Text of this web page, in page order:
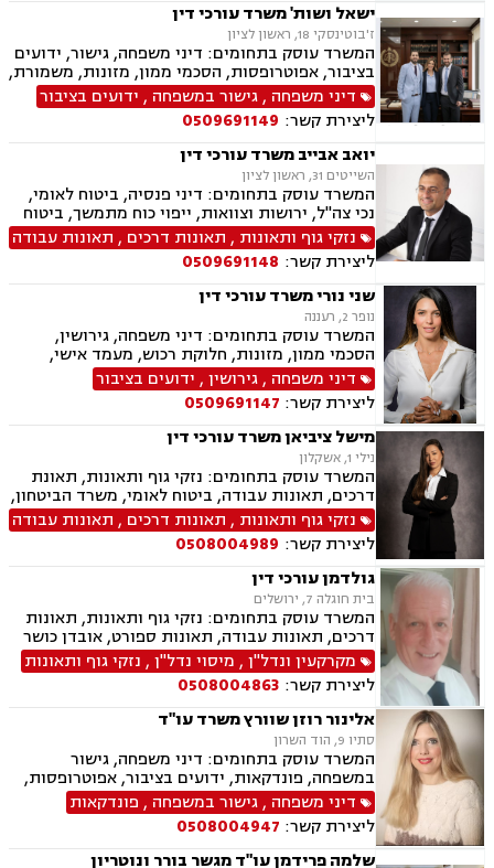
ישאל ושות' משרד עורכי דין
ז'בוטינסקי 18, ראשון לציון
המשרד עוסק בתחומים: דיני משפחה, גישור, ידועים
בציבור, אפוטרופסות, הסכמי ממון, מזונות, משמורת,
גירושין, טוען רבני, חלוקת רכוש, מעמד אישי, זמני
שהות, אומנה, ניכור הורי, מקרקעין ונדל"ן, ליקויי
בניה, עסקאות מכר דירה, דיני חברות, מסחרי אזרחי,
צווי מניעה, הוצאה לפועל ירושות וצוואות, גישור
עסקי, סכסוכי שכנים
דיני משפחה ,גישור במשפחה , ידועים בציבור
ליצירת קשר: 0509691149
יואב אבייב משרד עורכי דין
השייטים 31, ראשון לציון
המשרד עוסק בתחומים: דיני פנסיה, ביטוח לאומי,
נכי צה"ל, ירושות וצוואות, ייפוי כוח מתמשך, ביטוח
סיעודי, תביעות ביטוח ונזקי רכוש, נזקי גוף ותאונות,
תאונות דרכים, תאונות עבודה, בריאות הנפש, אובדן
כושר עבודה, תאונות תלמידים, רשלנות רפואית.
נזקי גוף ותאונות , תאונות דרכים , תאונות עבודה
ליצירת קשר: 0509691148
שני נורי משרד עורכי דין
נופר 2, רעננה
המשרד עוסק בתחומים: דיני משפחה, גירושין,
הסכמי ממון, מזונות, חלוקת רכוש, מעמד אישי,
תיאום הורי, זמני שהות, אלימות במשפחה, ניכור
הורי, אפוטרופסות, ירושות וצוואות, גישור במשפחה,
ליטיגציה, ייפוי כוח מתמשך
דיני משפחה ,גירושין, ידועים בציבור
ליצירת קשר: 0509691147
מישל ציביאן משרד עורכי דין
נילי 1, אשקלון
המשרד עוסק בתחומים: נזקי גוף ותאונות, תאונת
דרכים, תאונות עבודה, ביטוח לאומי, משרד הביטחון,
נכי צה"ל, נזקי רכוש, ירושות וצוואות, ייפוי כוח
מתמשך, תאונות עקב רשלנות, תאונות תלמידים.
נזקי גוף ותאונות , תאונות דרכים , תאונות עבודה
ליצירת קשר: 0508004989
גולדמן עורכי דין
בית חוגלה 7, ירושלים
המשרד עוסק בתחומים: נזקי גוף ותאונות, תאונות
דרכים, תאונות עבודה, תאונות ספורט, אובדן כושר
עבודה, תאונות עקב רשלנות, תביעות ביטוח ונזקי
רכוש, ביטוח לאומי, רשלנות רפואית, מקרקעין
ונדל"ן, אזרחות זרה ודרכון זר, דיני חוזים, דיני
ספורט, לשון הרע, ירושות וצוואות, מיסוי נדל"ן.
מקרקעין ונדל"ן, מיסוי נדל"ן, נזקי גוף ותאונות
ליצירת קשר: 0508004863
אלינור רוזן שוורץ משרד עו"ד
סתיו 9, הוד השרון
המשרד עוסק בתחומים: דיני משפחה, גישור
במשפחה, פונדקאות, ידועים בציבור, אפוטרופסות,
פונדקאות חו"ל גיאורגיה, גירושין, הורות חד מינית,
חלוקת רכוש, מעמד אישי, תיאום הורי, חטיפת ילדים,
זמני שהות, ניכור הורי, עסקאות במתנה, ייפוי כוח
מתמשך, ירושות וצוואות.
דיני משפחה ,גישור במשפחה , פונדקאות
ליצירת קשר: 0508004947
שלמה פרידמן עו"ד מגשר בורר ונוטריון